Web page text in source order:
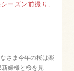
シーズン前撮り,
さま今年の桜は楽
婦様と桜を見